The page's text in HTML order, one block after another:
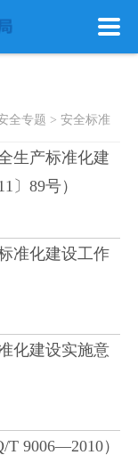
全专题 > 安全标准
生产标准化建
〕89号）
准化建设工作
化建设实施意
9006—2010）